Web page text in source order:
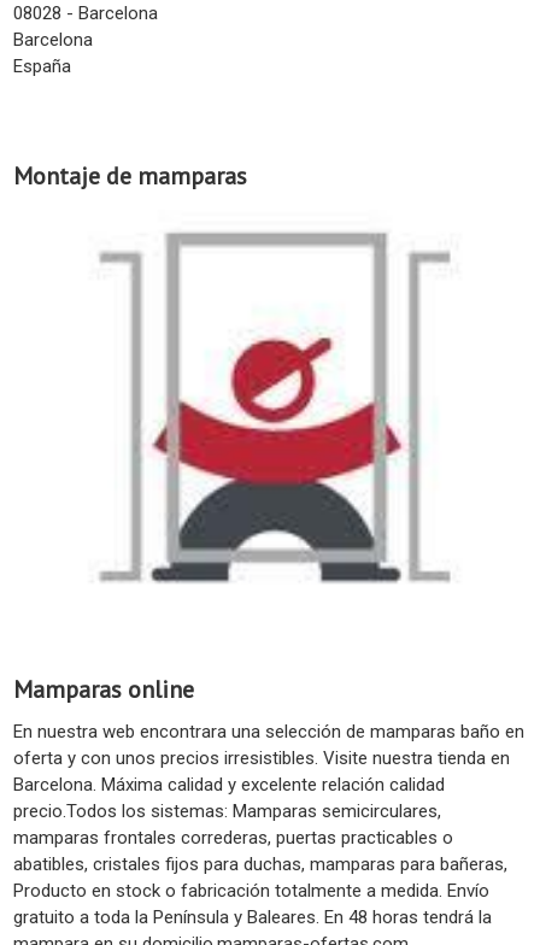
08028 - Barcelona
Barcelona
España
Montaje de mamparas
Mamparas online
En nuestra web encontrara una selección de mamparas baño en
oferta y con unos precios irresistibles. Visite nuestra tienda en
Barcelona. Máxima calidad y excelente relación calidad
precio.Todos los sistemas: Mamparas semicirculares,
mamparas frontales correderas, puertas practicables o
abatibles, cristales fijos para duchas, mamparas para bañeras,
Producto en stock o fabricación totalmente a medida. Envío
gratuito a toda la Península y Baleares. En 48 horas tendrá la